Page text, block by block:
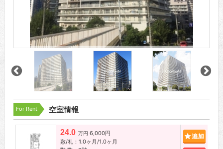
For Rent 空室情報
24.0 万円 6,000円
敷/礼：1.0ヶ月/1.0ヶ月